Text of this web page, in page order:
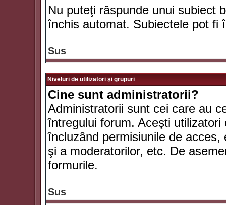
Nu puteţi răspunde unui subiect
închis automat. Subiectele pot fi
Sus
Niveluri de utilizatori şi grupuri
Cine sunt administratorii?
Administratorii sunt cei care au
întregului forum. Aceşti
încluzând permisiunile de
şi a moderatorilor, etc. De
formurile.
Sus